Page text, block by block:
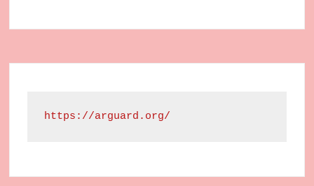
https://arguard.org/